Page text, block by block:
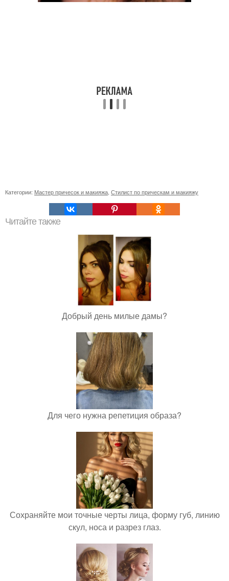
Категории: Мастер причесок и макияжа Стилист по прическам и макияжу
Читайте также
Добрый день милые дамы?
Для чего нужна репетиция образа?
Сохраняйте мои точные черты лица, форму губ, линию
скул, носа и разрез глаз.